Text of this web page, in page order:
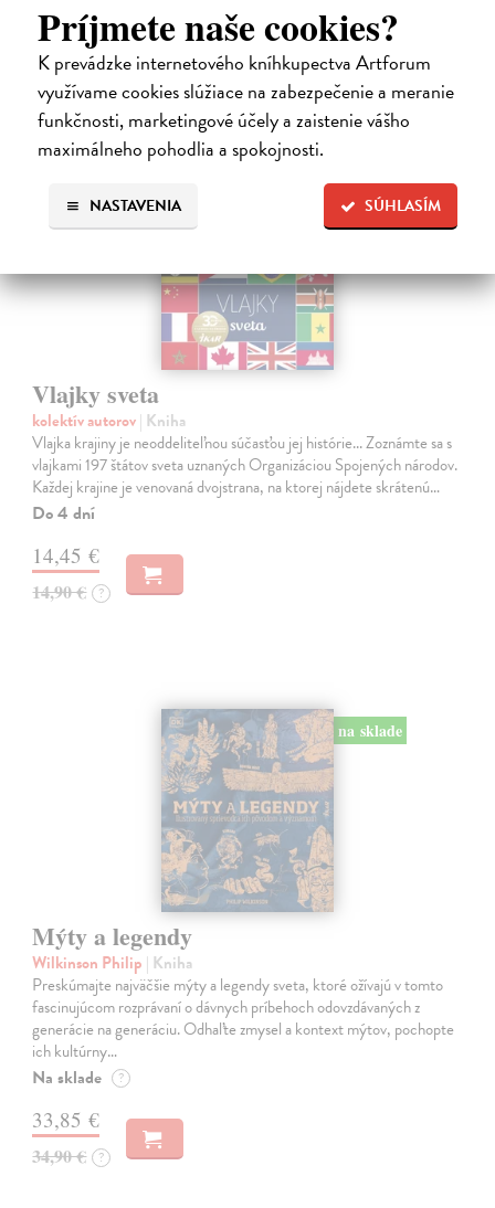
Príjmete naše cookies?
K prevádzke internetového kníhkupectva Artforum
využívame cookies slúžiace na zabezpečenie a meranie
funkčnosti, marketingové účely a zaistenie vášho
maximálneho pohodlia a spokojnosti.
SÚHLASÍM
NASTAVENIA
16,10 €
16,95 € ?
Vlajky sveta
kolektív autorov| Kniha
Vlajka krajiny je neoddeliteľnou súčasťou jej histórie... Zoznámte sa s
vlajkami 197 štátov sveta uznaných Organizáciou Spojených národov.
Každej krajine je venovaná dvojstrana, na ktorej nájdete skrátenú…
Do 4 dní
14,45 €
14,90 € ?
na sklade
Mýty a legendy
Wilkinson Philip | Kniha
Preskúmajte najväčšie mýty a legendy sveta, ktoré ožívajú v tomto
fascinujúcom rozprávaní o dávnych príbehoch odovzdávaných z
generácie na generáciu. Odhaľte zmysel a kontext mýtov, pochopte
ich kultúrny…
Na sklade ?
33,85 €
34,90 € ?